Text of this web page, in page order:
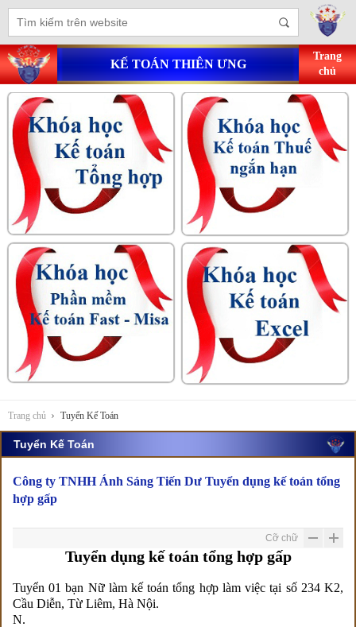
KẾ TOÁN THIÊN ƯNG
Trang
chủ
Trang chủ Tuyển Kế Toán
Tuyển Kế Toán
Công ty TNHH Ánh Sáng Tiến Dư Tuyển dụng kế toán tổng
hợp gấp
Cỡ chữ
Tuyển dụng kế toán tổng hợp gấp
Tuyển 01 bạn Nữ làm kế toán tổng hợp làm việc tại số 234 K2,
Cầu Diễn, Từ Liêm, Hà Nội.
N.